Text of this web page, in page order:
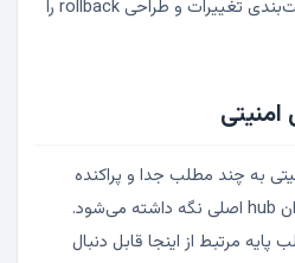
ارزیابی وضعیت فعلی تا اولویت‌بندی تغییرات و طراحی rollback را
به چند مطلب جدا و پراکنده
تبدیل نشود، این مسیر به‌عنوان hub اصلی نگه داشته می‌شود.
و چند مطلب پایه مرتبط از اینجا قابل دنبال